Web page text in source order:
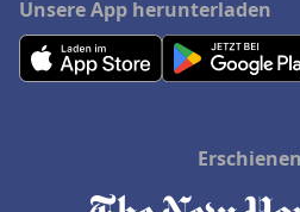
Unsere App herunterladen